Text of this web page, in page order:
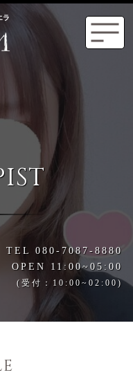
ラ
TEL 080-7087-8880
OPEN 11:00~05:00
(受付：10:00~02:00)